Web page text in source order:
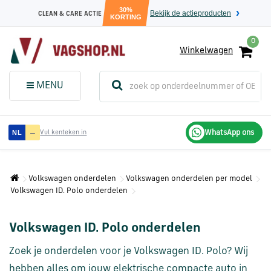
CLEAN & CARE ACTIE
30%
KORTING
Bekijk de actieproducten
0
Winkelwagen
MENU
Menu (Sluit dit
menuvenster)
Audi
onderdelen
Volkswagen
onderdelen
SEAT
onderdelen
NL — Vul kenteken in WhatsApp ons
Volkswagen onderdelen
Volkswagen onderdelen per model
Volkswagen ID. Polo onderdelen
Volkswagen ID. Polo onderdelen
Zoek je onderdelen voor je Volkswagen ID. Polo? Wij
hebben alles om jouw elektrische compacte auto in